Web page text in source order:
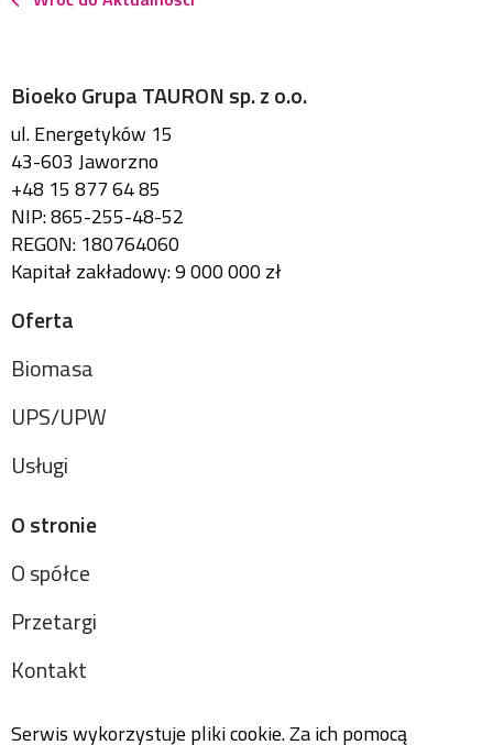
Bioeko Grupa TAURON sp. z o.o.
ul. Energetyków 15
43-603 Jaworzno
+48 15 877 64 85
NIP: 865-255-48-52
REGON: 180764060
Kapitał zakładowy: 9 000 000 zł
Oferta
Biomasa
UPS/UPW
Usługi
O stronie
O spółce
Przetargi
Kontakt
Serwis wykorzystuje pliki cookie. Za ich pomocą